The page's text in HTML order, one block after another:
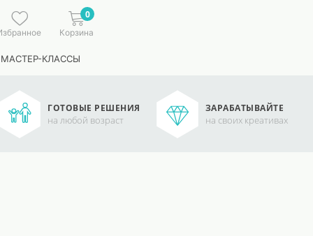
0
Корзина
КЛАССЫ
ГОТОВЫЕ РЕШЕНИЯ
на любой возраст
ЗАРАБАТЫВАЙТЕ
на своих креативах